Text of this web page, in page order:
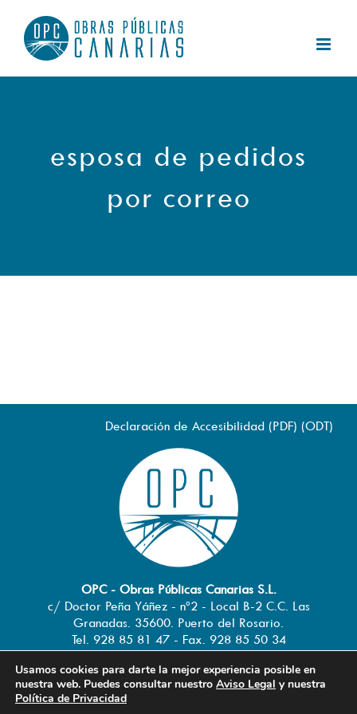
contenido
esposa de pedidos
por correo
Declaración de Accesibilidad (PDF) (ODT)
OPC - Obras Públicas Canarias S.L.
c/ Doctor Peña Yáñez - nº2 - Local B-2 C.C. Las
Granadas. 35600. Puerto del Rosario.
Tel. 928 85 81 47 - Fax. 928 85 50 34
info@obraspublicascanarias.com-
www.obraspublicascanarias.com
Usamos cookies para darte la mejor experiencia posible en
nuestra web. Puedes consultar nuestro Aviso Legal y nuestra
Política de Privacidad